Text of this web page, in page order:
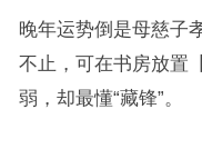
晚年运势倒是母慈子
不止，可在书房放置
弱，却最懂“藏锋”。